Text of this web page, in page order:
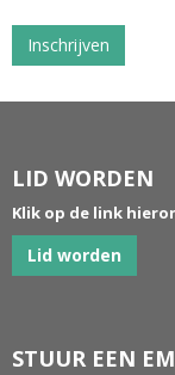
Inschrijven
LID WORDEN
Klik op de link
Lid worden
STUUR EEN